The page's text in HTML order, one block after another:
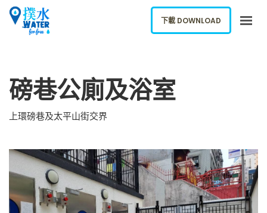
下載應用
ENGLISH
下載 DOWNLOAD
磅巷公廁及浴室
上環磅巷及太平山街交界
下載 DOWNLOAD